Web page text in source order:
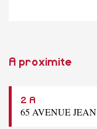
A proximite
2 A
65 AVENUE